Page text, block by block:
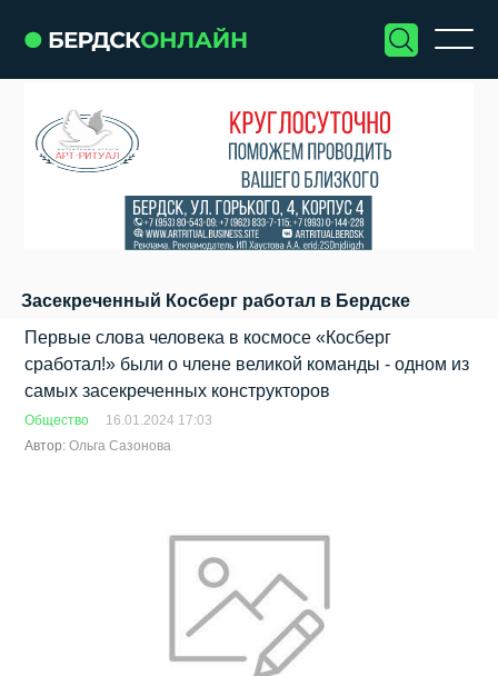
Засекреченный Косберг работал в Бердске
Первые слова человека в космосе «Косберг
сработал!» были о члене великой команды - одном из
самых засекреченных конструкторов
Общество
16.01.2024 17:03
Автор:Ольга Сазонова